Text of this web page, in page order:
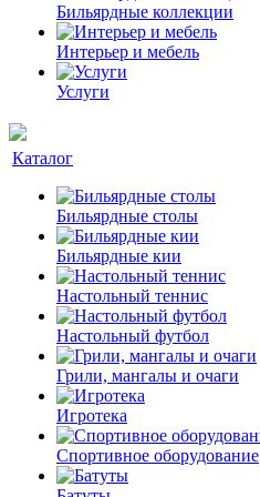
Бильярдные коллекции
Интерьер и мебель
Услуги
Каталог
Бильярдные столы
Бильярдные кии
Настольный теннис
Настольный футбол
Грили, мангалы и очаги
Игротека
Спортивное оборудование